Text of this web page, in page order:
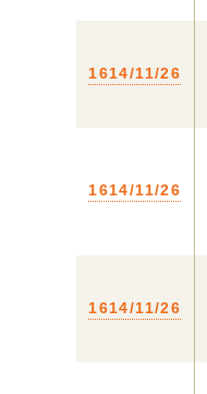
1614/11/26
1614/11/26
1614/11/26